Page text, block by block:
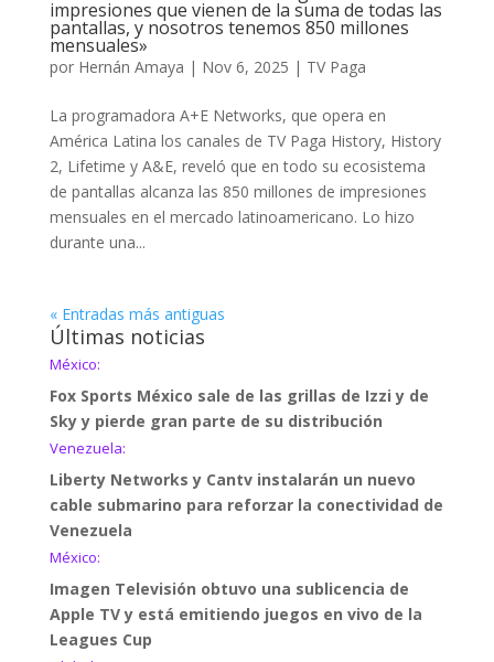
impresiones que vienen de la suma de todas las
pantallas, y nosotros tenemos 850 millones
mensuales»
por Hernán Amaya | Nov 6, 2025 | TV Paga
La programadora A+E Networks, que opera en
América Latina los canales de TV Paga History, History
2, Lifetime y A&E, reveló que en todo su ecosistema
de pantallas alcanza las 850 millones de impresiones
mensuales en el mercado latinoamericano. Lo hizo
durante una...
« Entradas más antiguas
Últimas noticias
México:
Fox Sports México sale de las grillas de Izzi y de
Sky y pierde gran parte de su distribución
Venezuela:
Liberty Networks y Cantv instalarán un nuevo
cable submarino para reforzar la conectividad de
Venezuela
México:
Imagen Televisión obtuvo una sublicencia de
Apple TV y está emitiendo juegos en vivo de la
Leagues Cup